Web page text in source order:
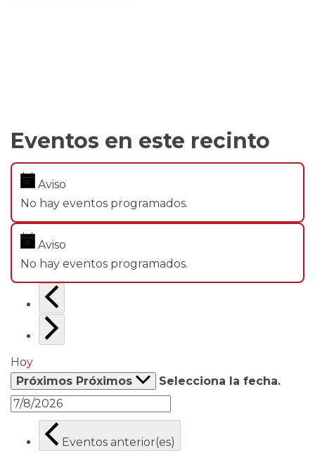
Eventos en este recinto
Aviso
No hay eventos programados.
Aviso
No hay eventos programados.
Hoy
Próximos Próximos Selecciona la fecha.
Eventos anterior(es)